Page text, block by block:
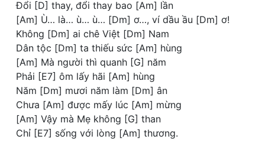
Đổi [D] thay, đổi thay bao [Am] lần
[Am] Ù… là… ù… ù… [Dm] ơ…, ví dầu ầu [Dm] ơ!
Không [Dm] ai chê Việt [Dm] Nam
Dân tộc [Dm] ta thiếu sức [Am] hùng
[Am] Mà người thì quanh [G] năm
Phải [E7] ôm lấy hãi [Am] hùng
Năm [Dm] mươi năm làm [Dm] ân
Chưa [Am] được mấy lúc [Am] mừng
[Am] Vậy mà Mẹ không [G] than
Chỉ [E7] sống với lòng [Am] thương.